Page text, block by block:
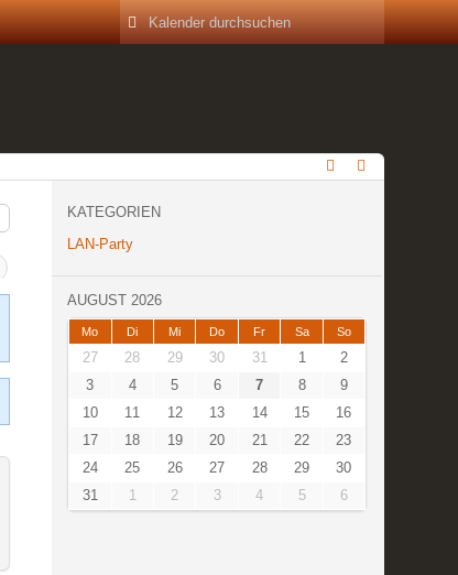
KATEGORIEN
LAN-Party
AUGUST 2026
Mo Di Mi Do Fr Sa So
27 28 29 30 31 1
2
3
4 5 6 7 8
9
10
11 12 13 14 15
16
17
18 19 20 21 22
23
24
25 26 27 28 29
30
31
1 2 3 4 5 6